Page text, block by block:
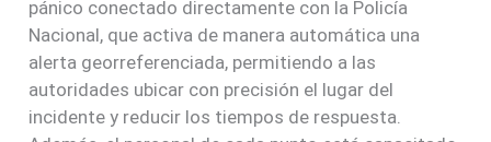
pánico conectado directamente con la Policía
Nacional, que activa de manera automática una
alerta georreferenciada, permitiendo a las
autoridades ubicar con precisión el lugar del
incidente y reducir los tiempos de respuesta.